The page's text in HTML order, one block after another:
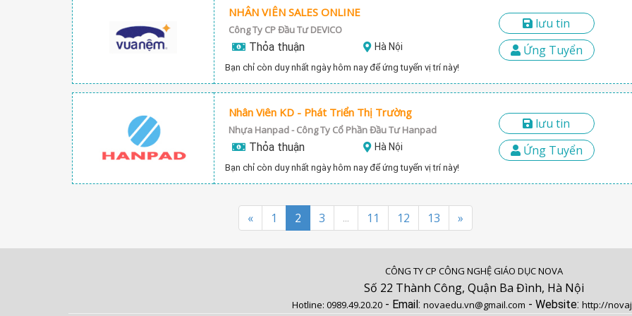
NHÂN VIÊN SALES ONLINE
Công Ty CP Đầu Tư DEVICO
Thỏa thuận Hà Nội
Bạn chỉ còn duy nhất ngày hôm nay để ứng tuyển vị trí này!
lưu tin
Ứng Tuyển
Nhân Viên KD - Phát Triển Thị Trường
Nhựa Hanpad - Công Ty Cổ Phần Đầu Tư Hanpad
Thỏa thuận Hà Nội
Bạn chỉ còn duy nhất ngày hôm nay để ứng tuyển vị trí này!
lưu tin
Ứng Tuyển
« 1 2 3 ... 11 12 13 »
CÔNG TY CP CÔNG NGHỆ GIÁO DỤC NOVA
Số 22 Thành Công, Quận Ba Đình, Hà Nội
Hotline: 0989.49.20.20 - Email: novaedu.vn@gmail.com - Website: http://